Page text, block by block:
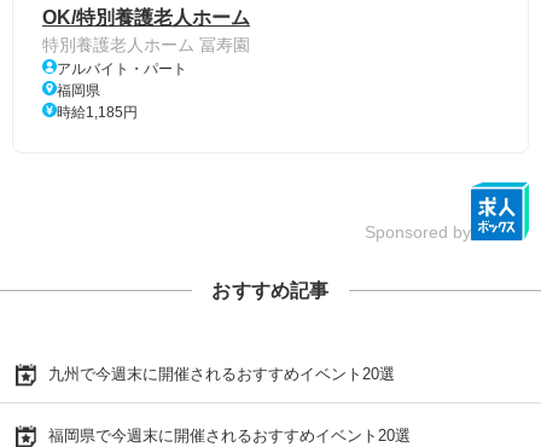
OK/特別養護老人ホーム
特別養護老人ホーム 冨寿園
アルバイト・パート
福岡県
時給1,185円
Sponsored by
おすすめ記事
九州で今週末に開催されるおすすめイベント20選
福岡県で今週末に開催されるおすすめイベント20選